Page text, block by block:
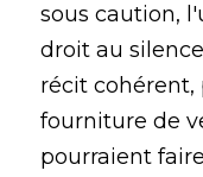
sous caution,
droit au
récit
fourniture de
pourraient